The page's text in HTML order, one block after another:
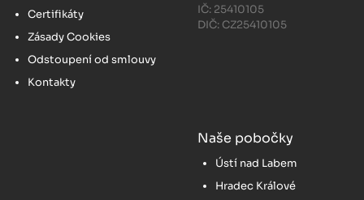
Certifikáty
Zásady Cookies
Odstoupení od smlouvy
Kontakty
IČ: 25410105
DIČ: CZ25410105
Naše pobočky
Ústí nad Labem
Hradec Králové